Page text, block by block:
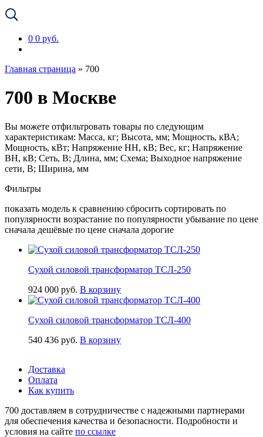
0 0 руб.
Главная страница » 700
700 в Москве
Вы можете отфильтровать товары по следующим
характеристикам: Масса, кг; Высота, мм; Мощность, кВА;
Мощность, кВт; Напряжение НН, кВ; Вес, кг; Напряжение
ВН, кВ; Сеть, В; Длина, мм; Схема; Выходное напряжение
сети, В; Ширина, мм
Фильтры
показать модель к сравнению сбросить сортировать по
популярности возрастание по популярности убывание по цене
сначала дешёвые по цене сначала дорогие
Сухой силовой трансформатор ТСЛ-250
924 000 руб. В корзину
Сухой силовой трансформатор ТСЛ-400
540 436 руб. В корзину
Доставка
Оплата
Как купить
700 доставляем в сотрудничестве с надежными партнерами
для обеспечения качества и безопасности. Подробности и
условия на сайте по ссылке